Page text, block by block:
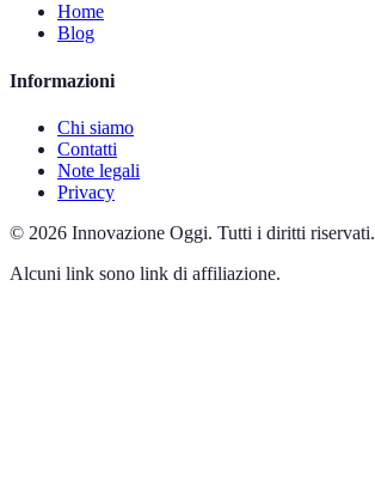
Home
Blog
Informazioni
Chi siamo
Contatti
Note legali
Privacy
© 2026 Innovazione Oggi. Tutti i diritti riservati.
Alcuni link sono link di affiliazione.